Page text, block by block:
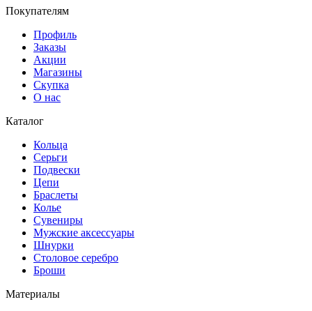
Покупателям
Профиль
Заказы
Акции
Магазины
Скупка
О нас
Каталог
Кольца
Серьги
Подвески
Цепи
Браслеты
Колье
Сувениры
Мужские аксессуары
Шнурки
Столовое серебро
Броши
Материалы